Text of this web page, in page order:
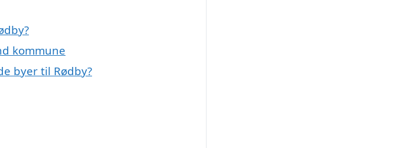
kommune
byer til Rødby?